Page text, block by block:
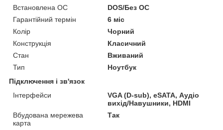
Встановлена ОС
DOS/Без ОС
Гарантійний термін
6 міс
Колір
Чорний
Конструкція
Класичний
Стан
Вживаний
Тип
Ноутбук
Підключення і зв'язок
Інтерфейси
VGA (D-sub), eSATA, Аудіо
вихід/Навушники, HDMI
Вбудована мережева
карта
Так